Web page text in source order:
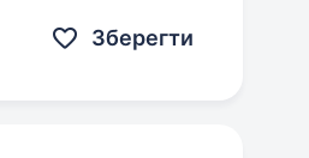
Зберегти